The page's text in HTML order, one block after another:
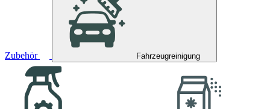
Zubehör Fahrzeugreinigung